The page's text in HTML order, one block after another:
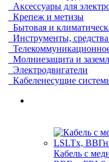
Аксессуары для
Крепеж и метизы
Бытовая и
Инструменты,
Молниезащита и
Электродвигатели
Кабеленесущие
Кабель с